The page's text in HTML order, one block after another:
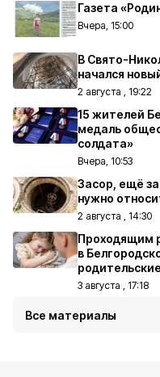
Газета
Вчера, 15:00
В Свято-
начался
2 августа , 19:22
15 жителей
медаль
солдата»
Вчера, 10:53
Засор, ещё
нужно
2 августа , 14:30
Проходящим
в
3 августа , 17:18
Все материалы